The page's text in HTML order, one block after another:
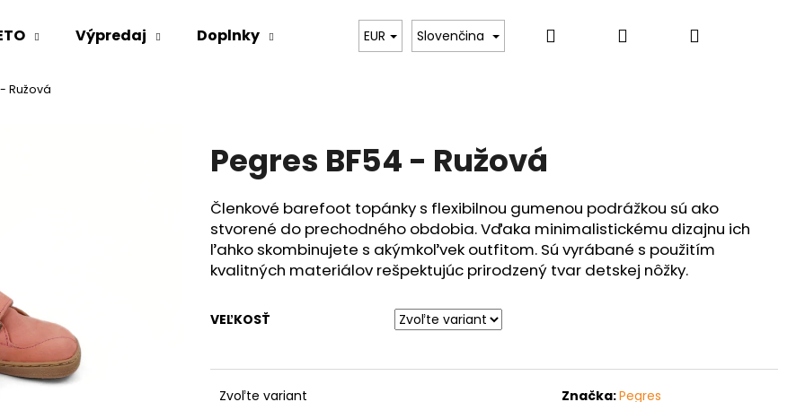
Výpredaj Doplnky Oblečenie Kontakt
EUR Slovenčina Hľadať PrihlásenieNákupný
Ružová
Pegres BF54 - Ružová
Členkové barefoot topánky s flexibilnou gumenou podrážkou sú ako
stvorené do prechodného obdobia. Vďaka minimalistickému dizajnu ich
ľahko skombinujete s akýmkoľvek outfitom. Sú vyrábané s použitím
kvalitných materiálov rešpektujúc prirodzený tvar detskej nôžky.
VEĽKOSŤ
Zvoľte variant Značka:Pegres
Čo potrebujete nájsť?
HĽADAŤ